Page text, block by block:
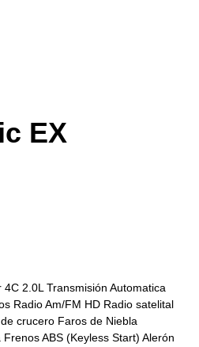
EX
2.0L Transmisión Automatica
Radio Am/FM HD Radio satelital
crucero Faros de Niebla
ABS (Keyless Start) Alerón